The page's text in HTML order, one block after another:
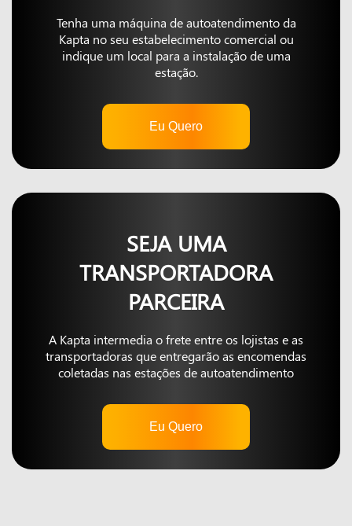
Tenha uma máquina de autoatendimento da
Kapta no seu estabelecimento comercial ou
indique um local para a instalação de uma
estação.
Eu Quero
SEJA UMA
TRANSPORTADORA
PARCEIRA
A Kapta intermedia o frete entre os lojistas e as
transportadoras que entregarão as encomendas
coletadas nas estações de autoatendimento
Eu Quero